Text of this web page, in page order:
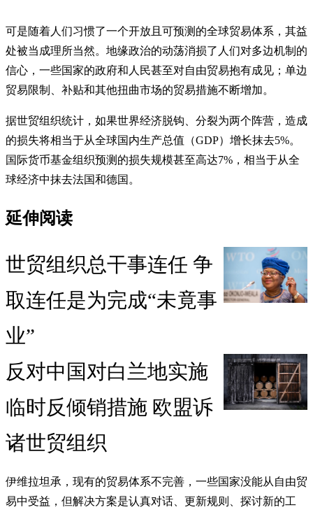
可是随着人们习惯了一个开放且可预测的全球贸易体系，其益
处被当成理所当然。地缘政治的动荡消损了人们对多边机制的
信心，一些国家的政府和人民甚至对自由贸易抱有成见；单边
贸易限制、补贴和其他扭曲市场的贸易措施不断增加。
据世贸组织统计，如果世界经济脱钩、分裂为两个阵营，造成
的损失将相当于从全球国内生产总值（GDP）增长抹去5%。
国际货币基金组织预测的损失规模甚至高达7%，相当于从全
球经济中抹去法国和德国。
延伸阅读
世贸组织总干事连任 争
取连任是为完成“未竟事
业”
反对中国对白兰地实施
临时反倾销措施 欧盟诉
诸世贸组织
伊维拉坦承，现有的贸易体系不完善，一些国家没能从自由贸
易中受益，但解决方案是认真对话、更新规则、探讨新的工